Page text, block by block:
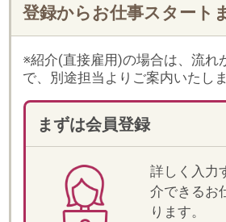
希望のお仕事に応募
お仕事に応募してくださ
い。当社からもご登録時に
に、メールやお電話でご案
内します。
一次選考
登録時に入力いただいた内